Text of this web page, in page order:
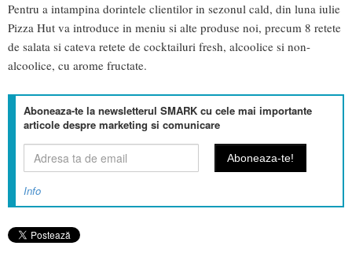
Pentru a intampina dorintele clientilor in sezonul cald, din luna iulie
Pizza Hut va introduce in meniu si alte produse noi, precum 8 retete
de salata si cateva retete de cocktailuri fresh, alcoolice si non-
alcoolice, cu arome fructate.
Aboneaza-te la newsletterul SMARK cu cele mai importante
articole despre marketing si comunicare
Info